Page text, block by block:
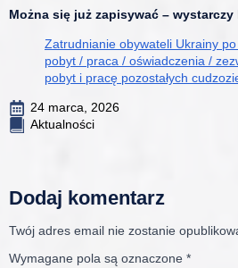
Można się już zapisywać –
Zatrudnianie obywateli Ukrainy
pobyt / praca / oświadczenia /
pobyt i pracę pozostałych
24 marca, 2026
Aktualności
Dodaj komentarz
Twój adres email nie zostanie
Wymagane pola są oznaczone *